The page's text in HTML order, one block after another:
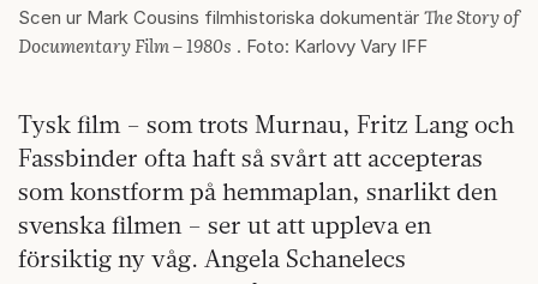
Scen ur Mark Cousins filmhistoriska dokumentär The Story of
Documentary Film – 1980s . Foto: Karlovy Vary IFF
Tysk film – som trots Murnau, Fritz Lang och
Fassbinder ofta haft så svårt att accepteras
som konstform på hemmaplan, snarlikt den
svenska filmen – ser ut att uppleva en
försiktig ny våg. Angela Schanelecs